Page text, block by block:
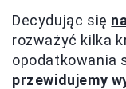
Decydując się
rozważyć kilka
opodatkowania
przewidujemy